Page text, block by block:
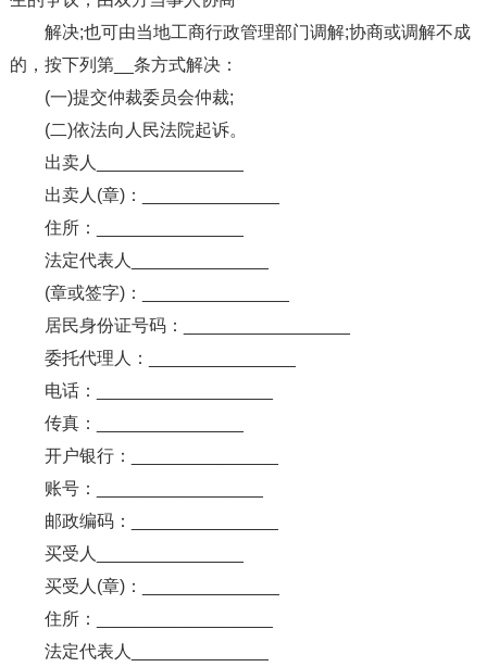
解决;也可由当地工商行政管理部门调解;协商或调解不成
的，按下列第__条方式解决：
(一)提交仲裁委员会仲裁;
(二)依法向人民法院起诉。
出卖人_______________
出卖人(章)：______________
住所：_______________
法定代表人______________
(章或签字)：_______________
居民身份证号码：_________________
委托代理人：_______________
电话：__________________
传真：_______________
开户银行：_______________
账号：_________________
邮政编码：_______________
买受人_______________
买受人(章)：______________
住所：__________________
法定代表人______________